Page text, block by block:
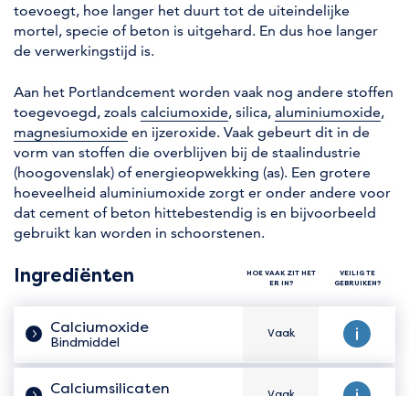
toevoegt, hoe langer het duurt tot de uiteindelijke
mortel, specie of beton is uitgehard. En dus hoe langer
de verwerkingstijd is.
Aan het Portlandcement worden vaak nog andere stoffen
toegevoegd, zoals calciumoxide, silica, aluminiumoxide,
magnesiumoxide en ijzeroxide. Vaak gebeurt dit in de
vorm van stoffen die overblijven bij de staalindustrie
(hoogovenslak) of energieopwekking (as). Een grotere
hoeveelheid aluminiumoxide zorgt er onder andere voor
dat cement of beton hittebestendig is en bijvoorbeeld
gebruikt kan worden in schoorstenen.
Ingrediënten
HOE VAAK ZIT HET
ER IN?
VEILIG TE
GEBRUIKEN?
Calciumoxide
Bindmiddel Hoe vaak zit het er in?
Vaak
Veilig te
Calciumsilicaten